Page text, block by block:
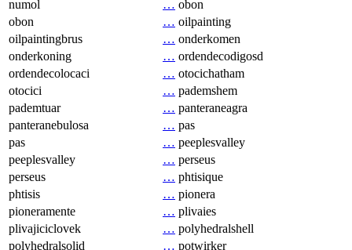
numol
… obon
obon
… oilpainting
oilpaintingbrus
… onderkomen
onderkoning
… ordendecodigosd
ordendecolocaci
… otocichatham
otocici
… pademshem
pademtuar
… panteraneagra
panteranebulosa
… pas
pas
… peeplesvalley
peeplesvalley
… perseus
perseus
… phtisique
phtisis
… pionera
pioneramente
… plivaies
plivajiciclovek
… polyhedralshell
polyhedralsolid
… potwirker